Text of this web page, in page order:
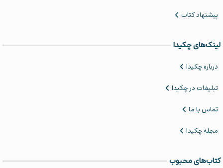
پیشنهاد کتاب
لینک‌های چکیدا
درباره چکیدا
تبلیغات در چکیدا
تماس با ما
مجله چکیدا
کتاب‌های محبوب